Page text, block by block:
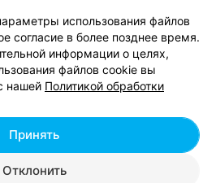
сотрудничества
relax.by
настройки cookie
персональных данных
191700409, регистрирующий орган -
220012, Республика Беларусь, г. Минск,
использования файлов
согласие в более позднее время.
информации о целях,
файлов cookie вы
нашей Политикой обработки
Отклонить
Принять